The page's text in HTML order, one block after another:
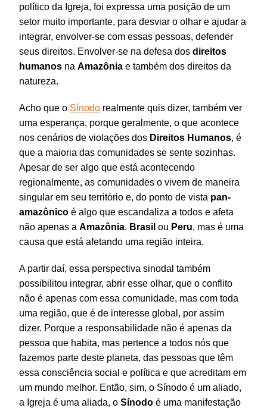
político da Igreja, foi expressa uma posição de um
setor muito importante, para desviar o olhar e ajudar a
integrar, envolver-se com essas pessoas, defender
seus direitos. Envolver-se na defesa dosdireitos
humanos naAmazônia e também dos direitos da
natureza.
Acho que o Sínodo realmente quis dizer, também ver
uma esperança, porque geralmente, o que acontece
nos cenários de violações dos Direitos Humanos, é
que a maioria das comunidades se sente sozinhas.
Apesar de ser algo que está acontecendo
regionalmente, as comunidades o vivem de maneira
singular em seu território e, do ponto de vista pan-
amazônico é algo que escandaliza a todos e afeta
não apenas aAmazônia. Brasil ou Peru, mas é uma
causa que está afetando uma região inteira.
A partir daí, essa perspectiva sinodal também
possibilitou integrar, abrir esse olhar, que o conflito
não é apenas com essa comunidade, mas com toda
uma região, que é de interesse global, por assim
dizer. Porque a responsabilidade não é apenas da
pessoa que habita, mas pertence a todos nós que
fazemos parte deste planeta, das pessoas que têm
essa consciência social e política e que acreditam em
um mundo melhor. Então, sim, o Sínodo é um aliado,
a Igreja é uma aliada, oSínodo é uma manifestação